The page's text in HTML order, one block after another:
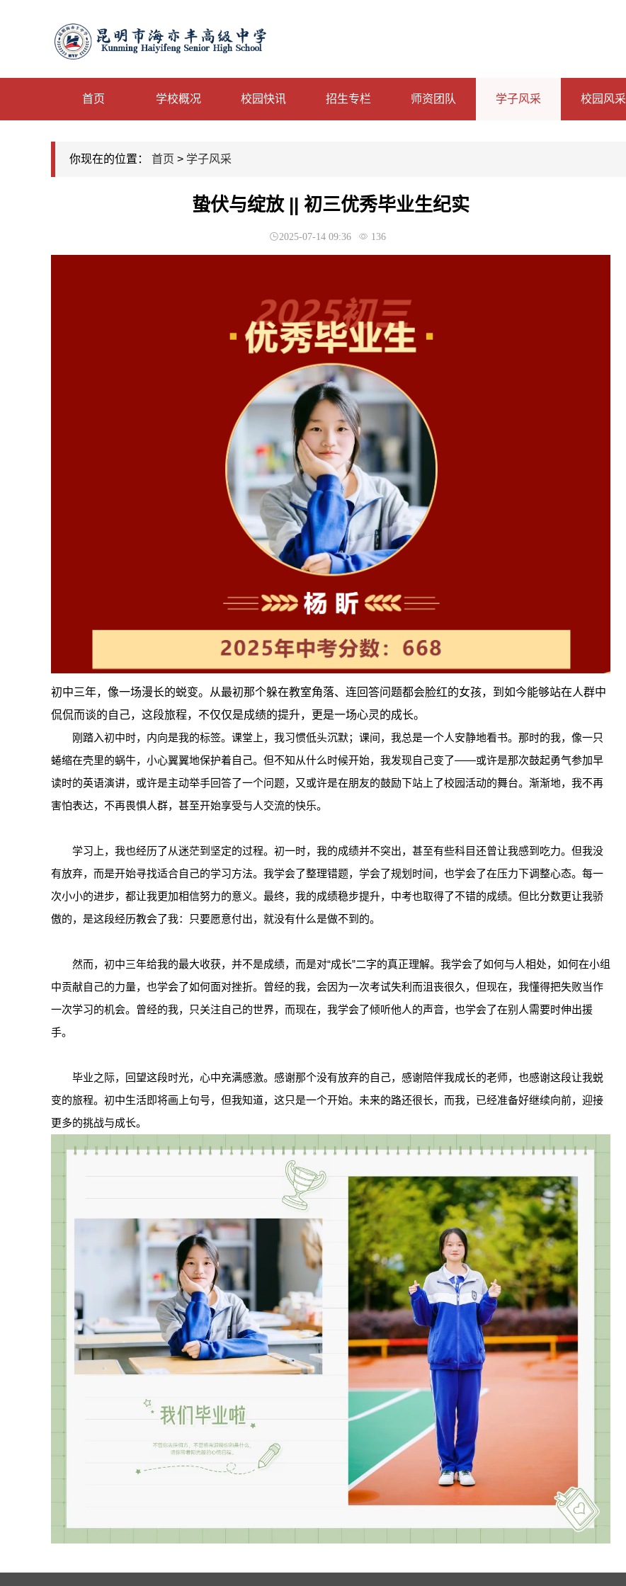
首页 学校概况 校园快讯 招生专栏 师资团队 学子风采 校园风采
你现在的位置： 首页 > 学子风采
蛰伏与绽放 || 初三优秀毕业生纪实
2025-07-14 09:36 136
初中三年，像一场漫长的蜕变。从最初那个躲在教室角落、连回答问题都会脸红的女孩，到如今能够站在人群中
侃侃而谈的自己，这段旅程，不仅仅是成绩的提升，更是一场心灵的成长。
刚踏入初中时，内向是我的标签。课堂上，我习惯低头沉默；课间，我总是一个人安静地看书。那时的我，像一只
蜷缩在壳里的蜗牛，小心翼翼地保护着自己。但不知从什么时候开始，我发现自己变了——或许是那次鼓起勇气参加早
读时的英语演讲，或许是主动举手回答了一个问题，又或许是在朋友的鼓励下站上了校园活动的舞台。渐渐地，我不再
害怕表达，不再畏惧人群，甚至开始享受与人交流的快乐。
学习上，我也经历了从迷茫到坚定的过程。初一时，我的成绩并不突出，甚至有些科目还曾让我感到吃力。但我没
有放弃，而是开始寻找适合自己的学习方法。我学会了整理错题，学会了规划时间，也学会了在压力下调整心态。每一
次小小的进步，都让我更加相信努力的意义。最终，我的成绩稳步提升，中考也取得了不错的成绩。但比分数更让我骄
傲的，是这段经历教会了我：只要愿意付出，就没有什么是做不到的。
然而，初中三年给我的最大收获，并不是成绩，而是对“成长”二字的真正理解。我学会了如何与人相处，如何在小组
中贡献自己的力量，也学会了如何面对挫折。曾经的我，会因为一次考试失利而沮丧很久，但现在，我懂得把失败当作
一次学习的机会。曾经的我，只关注自己的世界，而现在，我学会了倾听他人的声音，也学会了在别人需要时伸出援
手。
毕业之际，回望这段时光，心中充满感激。感谢那个没有放弃的自己，感谢陪伴我成长的老师，也感谢这段让我蜕
变的旅程。初中生活即将画上句号，但我知道，这只是一个开始。未来的路还很长，而我，已经准备好继续向前，迎接
更多的挑战与成长。